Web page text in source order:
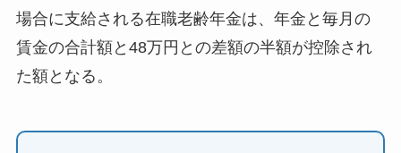
場合に支給される在職老齢年金は、年金と毎月の
賃金の合計額と48万円との差額の半額が控除され
た額となる。